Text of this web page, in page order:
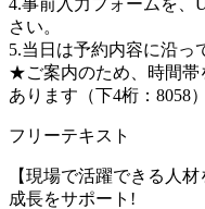
さい。
5.当日は予約内容に沿っ
★ご案内のため、時間帯
あります（下4桁：8058）
フリーテキスト
【現場で活躍できる人
成長をサポート!